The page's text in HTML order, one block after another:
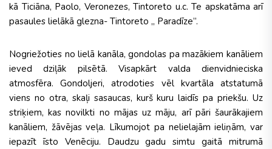
kā Ticiāna, Paolo, Veronezes, Tintoreto u.c. Te apskatāma arī
pasaules lielākā glezna- Tintoreto „ Paradīze”.
Nogriežoties no lielā kanāla, gondolas pa mazākiem kanāliem
ieved dziļāk pilsētā. Visapkārt valda dienvidnieciska
atmosfēra. Gondoljeri, atrodoties vēl kvartāla atstatumā
viens no otra, skaļi sasaucas, kurš kuru laidīs pa priekšu. Uz
striķiem, kas novilkti no mājas uz māju, arī pāri šaurākajiem
kanāliem, žāvējas veļa. Līkumojot pa nelielajām ieliņām, var
iepazīt īsto Venēciju. Daudzu gadu simtu gaitā mitrumā